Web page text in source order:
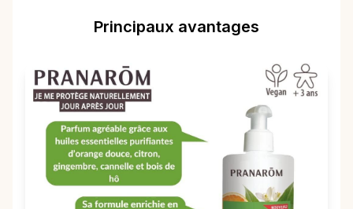
Principaux avantages